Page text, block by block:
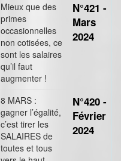
Mieux que des
primes
occasionnelles
non cotisées, ce
sont les salaires
qu’il faut
augmenter !
N°421 -
Mars
2024
8 MARS :
gagner l’égalité,
c’est tirer les
SALAIRES de
toutes et tous
N°420 -
Février
2024